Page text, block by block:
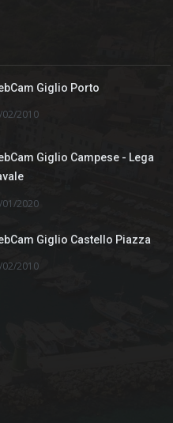
Giglio Porto
02/2010
Giglio Campese - Lega
01/2020
Giglio Castello Piazza
02/2010